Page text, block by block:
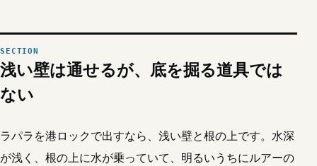
浅い壁は通せるが、底を掘る道具では
ない
ラパラを港ロックで出すなら、浅い壁と根の上です。水深
が浅く、根の上に水が乗っていて、明るいうちにルアーの